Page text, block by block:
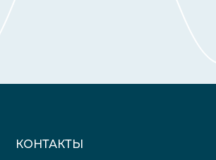
КОНТАКТЫ